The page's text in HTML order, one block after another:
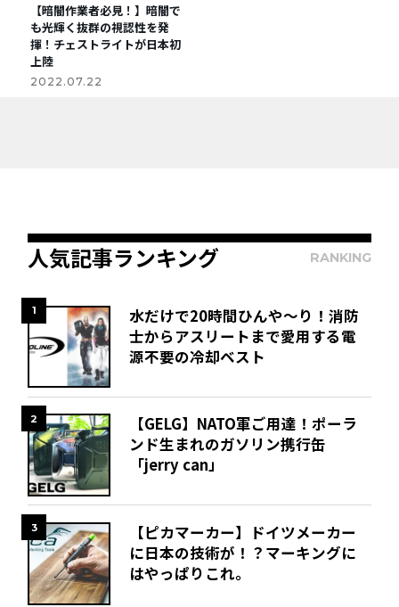
【暗闇作業者必見！】暗闇で
も光輝く抜群の視認性を発
揮！チェストライトが日本初
上陸
2022.07.22
人気記事ランキング RANKING
1
水だけで20時間ひんや～り！消防
士からアスリートまで愛用する電
源不要の冷却ベスト
2
【GELG】NATO軍ご用達！ポーラ
ンド生まれのガソリン携行缶
「jerry can」
3
【ピカマーカー】ドイツメーカー
に日本の技術が！？マーキングに
はやっぱりこれ。